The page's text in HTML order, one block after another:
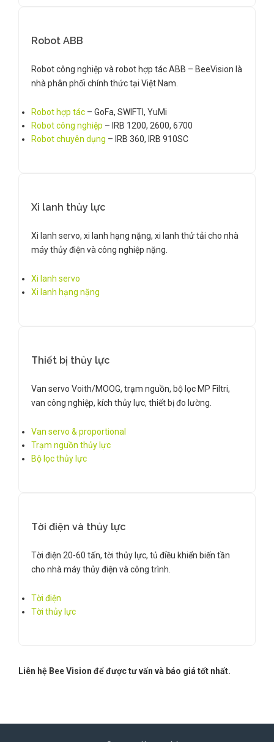
Robot ABB
Robot công nghiệp và robot hợp tác ABB – BeeVision là
nhà phân phối chính thức tại Việt Nam.
Robot hợp tác – GoFa, SWIFTI, YuMi
Robot công nghiệp – IRB 1200, 2600, 6700
Robot chuyên dụng – IRB 360, IRB 910SC
Xi lanh thủy lực
Xi lanh servo, xi lanh hạng nặng, xi lanh thử tải cho nhà
máy thủy điện và công nghiệp nặng.
Xi lanh servo
Xi lanh hạng nặng
Thiết bị thủy lực
Van servo Voith/MOOG, trạm nguồn, bộ lọc MP Filtri,
van công nghiệp, kích thủy lực, thiết bị đo lường.
Van servo & proportional
Trạm nguồn thủy lực
Bộ lọc thủy lực
Tời điện và thủy lực
Tời điện 20-60 tấn, tời thủy lực, tủ điều khiển biến tần
cho nhà máy thủy điện và công trình.
Tời điện
Tời thủy lực
Liên hệ Bee Vision để được tư vấn và báo giá tốt nhất.